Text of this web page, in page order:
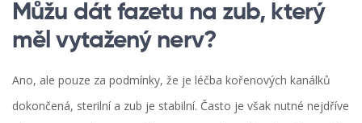
Můžu dát fazetu na zub, který
měl vytažený nerv?
Ano, ale pouze za podmínky, že je léčba kořenových kanálků
dokončená, sterilní a zub je stabilní. Často je však nutné nejdříve